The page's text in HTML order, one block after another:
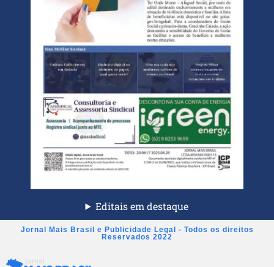
Editais em destaque
Jornal Mais Brasil e Publicidade Legal - Todos os direitos
Reservados 2022